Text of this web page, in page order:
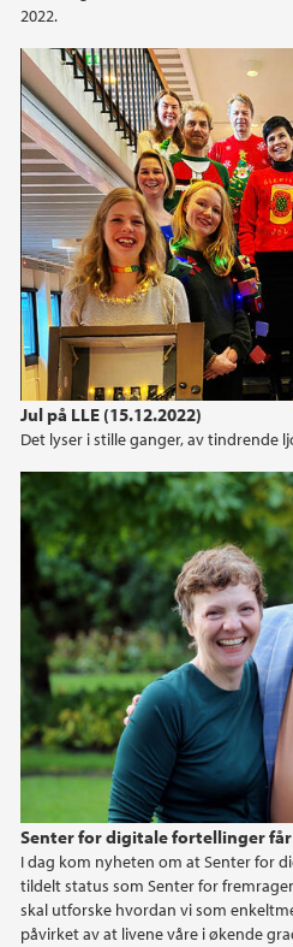
2022.
Jul på LLE (15.12.2022)
Det lyser i stille ganger, av tindrende
Senter for digitale fortellinger får
I dag kom nyheten om at Senter for
tildelt status som Senter for
skal utforske hvordan vi som
påvirket av at livene våre i økende